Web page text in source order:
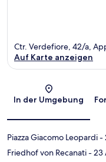
Ctr. Verdefiore, 42/a,
Auf Karte anzeigen
In der Umgebung
Piazza Giacomo Leopardi-
Friedhof von Recanati- 23